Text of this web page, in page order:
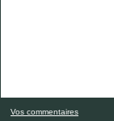
Vos commentaires